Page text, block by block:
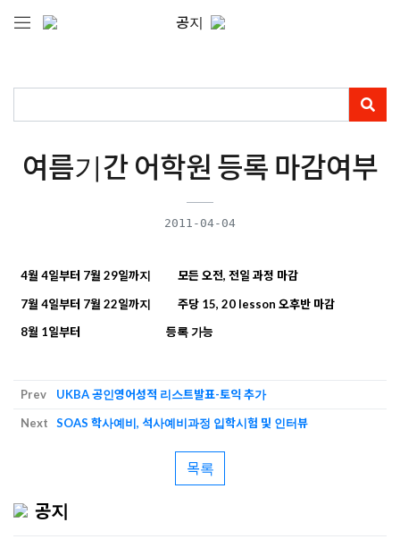
공지
여름기간 어학원 등록 마감여부
2011-04-04
4월 4일부터 7월 29일까지 모든 오전, 전일 과정 마감
7월 4일부터 7월 22일까지 주당 15, 20 lesson 오후반 마감
8월 1일부터 등록가능
Prev
UKBA 공인영어성적 리스트발표-토익 추가
Next
SOAS 학사예비, 석사예비과정 입학시험 및 인터뷰
목록
공지